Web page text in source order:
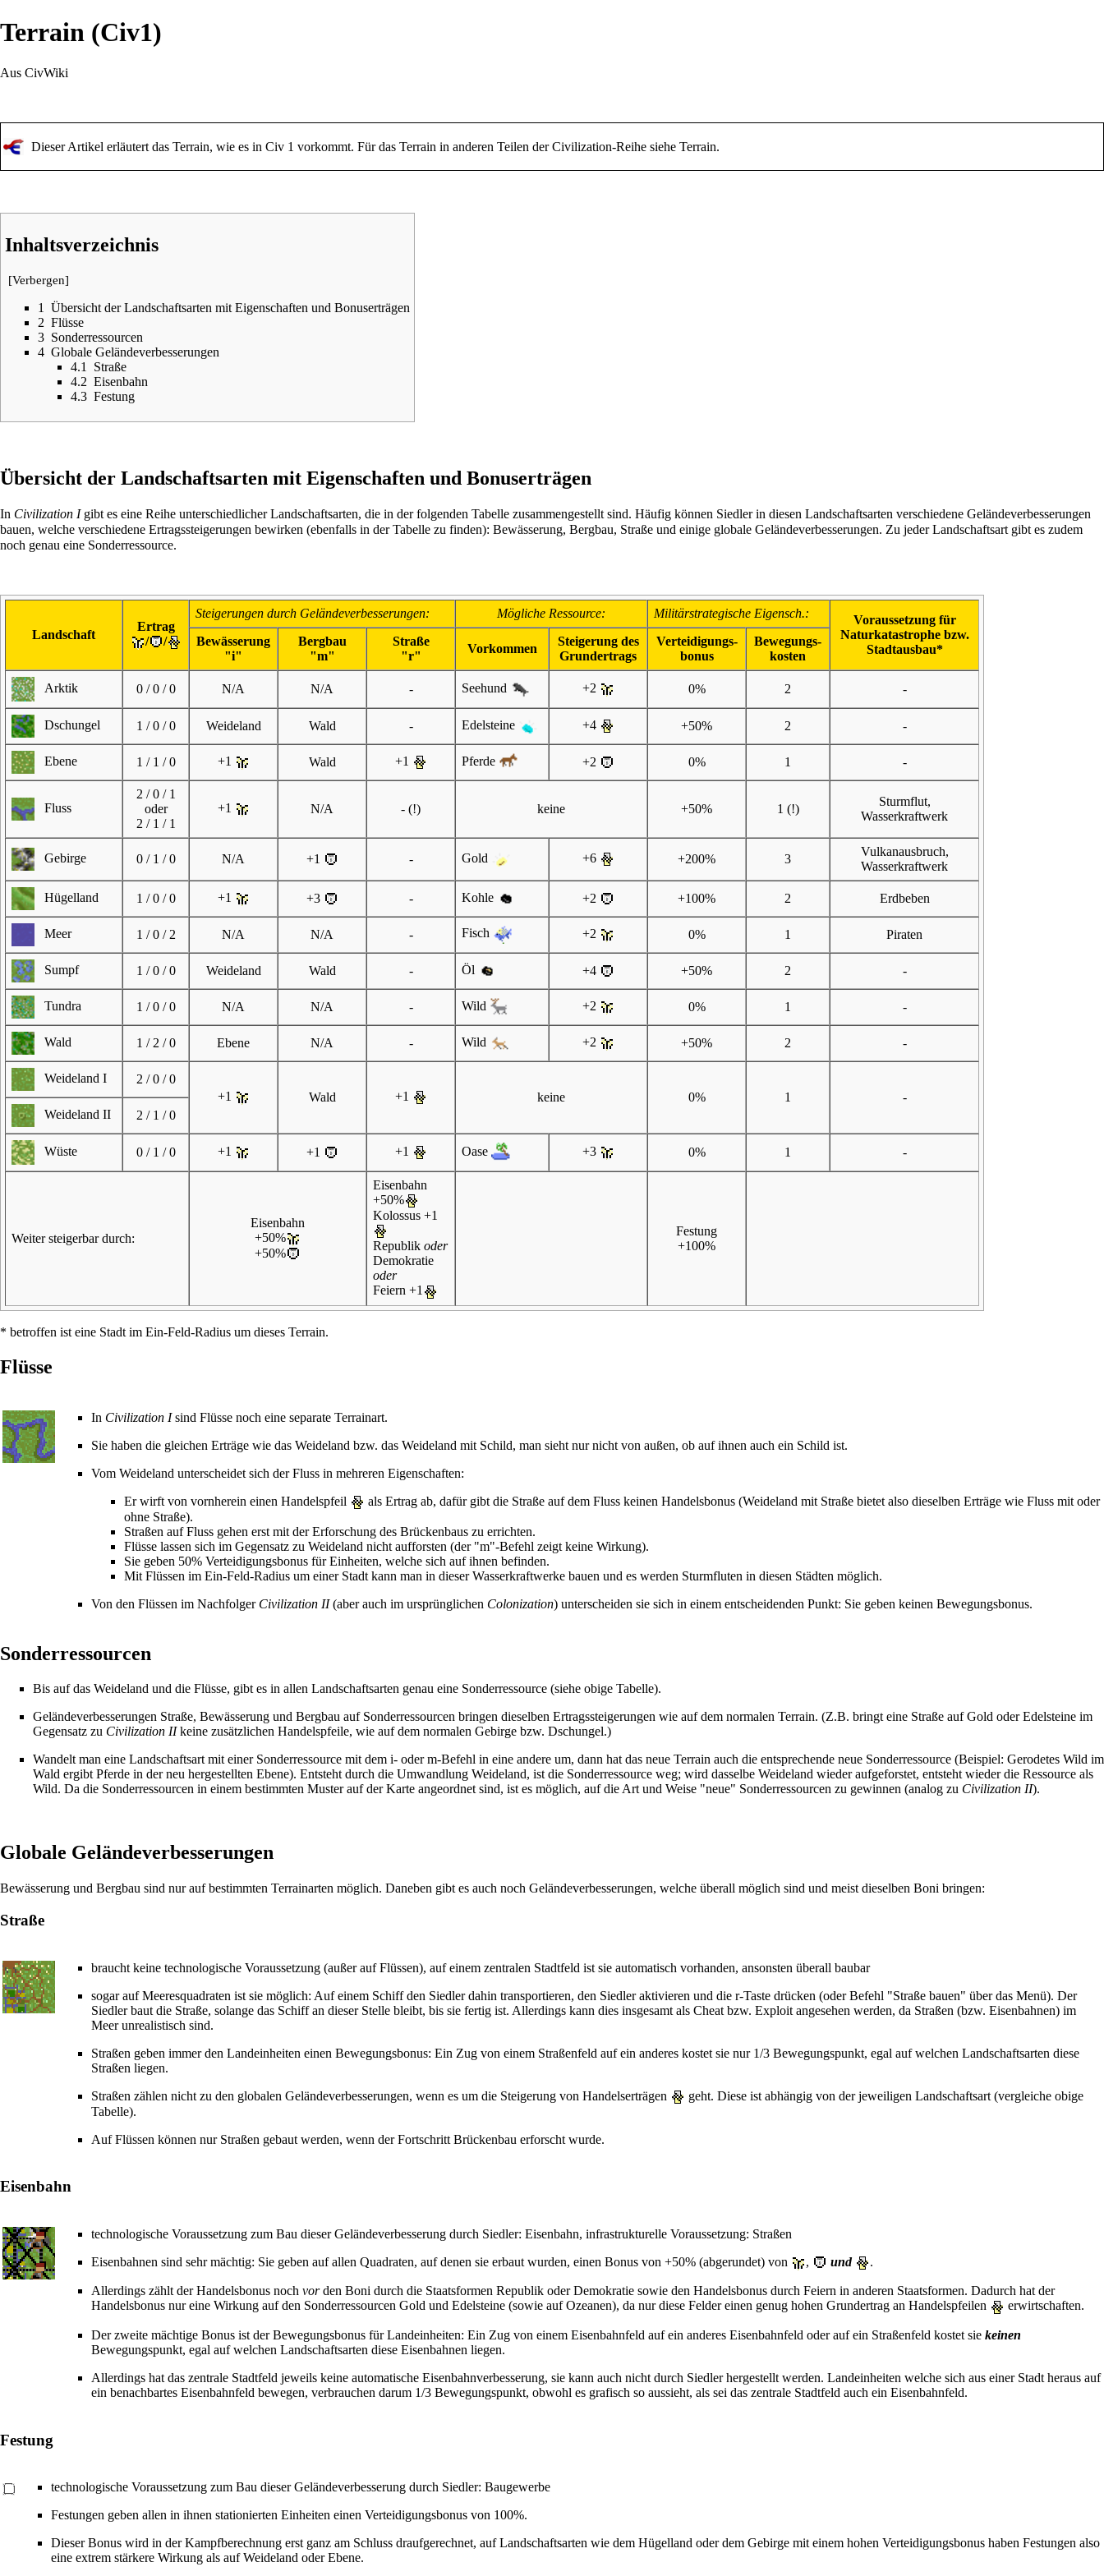
Terrain (Civ1)
Aus CivWiki
Dieser Artikel erläutert das Terrain, wie es in Civ 1 vorkommt. Für das Terrain in anderen Teilen der Civilization-Reihe siehe Terrain.
Inhaltsverzeichnis
[Verbergen]
1
Übersicht der Landschaftsarten mit Eigenschaften und Bonuserträgen
2 Flüsse
3 Sonderressourcen
4 Globale Geländeverbesserungen
4.1
Straße
4.2 Eisenbahn
4.3 Festung
Übersicht der Landschaftsarten mit Eigenschaften und Bonuserträgen
In Civilization Igibt es eine Reihe unterschiedlicher Landschaftsarten, die in der folgenden Tabelle zusammengestellt sind. Häufig können Siedlerin diesen Landschaftsarten verschiedene Geländeverbesserungen
bauen, welche verschiedene Ertragssteigerungen bewirken (ebenfalls in der Tabelle zu finden): Bewässerung, Bergbau, Straße und einige globale Geländeverbesserungen. Zu jeder Landschaftsart gibt es zudem
noch genau eine Sonderressource.
Landschaft
Ertrag
/
/
Steigerungen durch Geländeverbesserungen: Mögliche Ressource: Militärstrategische Eigensch.:
Voraussetzung für
Naturkatastrophebzw.
Stadtausbau*
Bewässerung
"i"
Bergbau
"m"
Straße
"r"
Vorkommen
Steigerung des
Grundertrags
Verteidigungs-
bonus
Bewegungs-
kosten
Arktik 0 / 0 / 0 N/A N/A - Seehund +2 0% 2 -
Dschungel 1 / 0 / 0 Weideland Wald - Edelsteine +4 +50% 2 -
Ebene 1 / 1 / 0 +1 Wald +1 Pferde +2 0% 1 -
Fluss
2 / 0 / 1
oder
2 / 1 / 1
+1 N/A - (!) keine +50% 1 (!)
Sturmflut,
Wasserkraftwerk
Gebirge 0 / 1 / 0 N/A +1 - Gold +6 +200% 3
Vulkanausbruch,
Wasserkraftwerk
Hügelland 1 / 0 / 0 +1 +3 - Kohle +2 +100% 2 Erdbeben
Meer 1 / 0 / 2 N/A N/A - Fisch +2 0% 1 Piraten
Sumpf 1 / 0 / 0 Weideland Wald - Öl +4 +50% 2 -
Tundra 1 / 0 / 0 N/A N/A - Wild +2 0% 1 -
Wald 1 / 2 / 0 Ebene N/A - Wild +2 +50% 2 -
Weideland I
2 / 0 / 0
+1
Wald +1 keine 0% 1
-
Weideland II
2 / 1 / 0
Wüste 0 / 1 / 0 +1 +1 +1 Oase +3 0% 1 -
Weiter steigerbar durch:
Eisenbahn
+50%
+50%
Eisenbahn
+50%
Kolossus +1
Republik oder
Demokratie
oder
Feiern +1
Festung
+100%
* betroffen ist eine Stadt im Ein-Feld-Radius um dieses Terrain.
Flüsse
In Civilization Isind Flüsse noch eine separate Terrainart.
Sie haben die gleichen Erträge wie das Weideland bzw. das Weideland mit Schild, man sieht nur nicht von außen, ob auf ihnen auch ein Schild ist.
Vom Weideland unterscheidet sich der Fluss in mehreren Eigenschaften:
Er wirft von vornherein einen Handelspfeil
als Ertrag ab, dafür gibt die Straße auf dem Fluss keinen Handelsbonus (Weideland mit Straße bietet also dieselben Erträge wie Fluss mit oder
ohne Straße).
Straßen auf Fluss gehen erst mit der Erforschung des Brückenbaus zu errichten.
Flüsse lassen sich im Gegensatz zu Weideland nicht aufforsten (der "m"-Befehl zeigt keine Wirkung).
Sie geben 50% Verteidigungsbonus für Einheiten, welche sich auf ihnen befinden.
Mit Flüssen im Ein-Feld-Radius um einer Stadt kann man in dieserWasserkraftwerke bauen und es werden Sturmfluten in diesen Städten möglich.
Von den Flüssen im Nachfolger Civilization II(aber auch im ursprünglichen Colonization) unterscheiden sie sich in einem entscheidenden Punkt: Sie geben keinen Bewegungsbonus.
Sonderressourcen
Bis auf das Weideland und die Flüsse, gibt es in allen Landschaftsarten genau eine Sonderressource (siehe obige Tabelle).
Geländeverbesserungen Straße, Bewässerung und Bergbau auf Sonderressourcen bringen dieselben Ertragssteigerungen wie auf dem normalen Terrain. (Z.B. bringt eine Straße auf Gold oder Edelsteine im
Gegensatz zu Civilization IIkeine zusätzlichen Handelspfeile, wie auf dem normalen Gebirge bzw. Dschungel.)
Wandelt man eine Landschaftsart mit einer Sonderressource mit dem i- oder m-Befehl in eine andere um, dann hat das neue Terrain auch die entsprechende neue Sonderressource (Beispiel: Gerodetes Wild im
Wald ergibt Pferde in der neu hergestellten Ebene). Entsteht durch die Umwandlung Weideland, ist die Sonderressource weg; wird dasselbe Weideland wieder aufgeforstet, entsteht wieder die Ressource als
Wild. Da die Sonderressourcen in einem bestimmten Muster auf der Karte angeordnet sind, ist es möglich, auf die Art und Weise "neue" Sonderressourcen zu gewinnen (analog zu Civilization II).
Globale Geländeverbesserungen
Bewässerung und Bergbau sind nur auf bestimmten Terrainarten möglich. Daneben gibt es auch noch Geländeverbesserungen, welche überall möglich sind und meist dieselben Boni bringen:
Straße
braucht keine technologische Voraussetzung (außer auf Flüssen), auf einem zentralen Stadtfeld ist sie automatisch vorhanden, ansonsten überall baubar
sogar auf Meeresquadraten ist sie möglich: Auf einem Schiff den Siedler dahin transportieren, den Siedler aktivieren und die r-Taste drücken (oder Befehl "Straße bauen" über das Menü). Der
Siedler baut die Straße, solange das Schiff an dieser Stelle bleibt, bis sie fertig ist. Allerdings kann dies insgesamt als Cheat bzw. Exploit angesehen werden, da Straßen (bzw. Eisenbahnen) im
Meer unrealistisch sind.
Straßen geben immer den Landeinheiten einen Bewegungsbonus: Ein Zug von einem Straßenfeld auf ein anderes kostet sie nur 1/3 Bewegungspunkt, egal auf welchen Landschaftsarten diese
Straßen liegen.
Straßen zählen nicht zu den globalen Geländeverbesserungen, wenn es um die Steigerung von Handelserträgen
geht. Diese ist abhängig von der jeweiligen Landschaftsart (vergleiche obige
Tabelle).
Auf Flüssen können nur Straßen gebaut werden, wenn der Fortschritt Brückenbau erforscht wurde.
Eisenbahn
technologische Voraussetzung zum Bau dieser Geländeverbesserung durch Siedler: Eisenbahn, infrastrukturelle Voraussetzung: Straßen
Eisenbahnen sind sehr mächtig: Sie geben auf allen Quadraten, auf denen sie erbaut wurden, einen Bonus von +50% (abgerundet) von
, und .
Allerdings zählt der Handelsbonus noch vorden Boni durch die Staatsformen Republik oderDemokratie sowie den Handelsbonus durch Feiern in anderen Staatsformen. Dadurch hat der
Handelsbonus nur eine Wirkung auf den Sonderressourcen Gold und Edelsteine (sowie auf Ozeanen), da nur diese Felder einen genug hohen Grundertrag an Handelspfeilen
erwirtschaften.
Der zweite mächtige Bonus ist der Bewegungsbonus fürLandeinheiten: Ein Zug von einem Eisenbahnfeld auf ein anderes Eisenbahnfeld oder auf ein Straßenfeld kostet sie keinen
Bewegungspunkt, egal auf welchen Landschaftsarten diese Eisenbahnen liegen.
Allerdings hat das zentrale Stadtfeld jeweils keine automatische Eisenbahnverbesserung, sie kann auch nicht durch Siedler hergestellt werden. Landeinheiten welche sich aus einer Stadt heraus auf
ein benachbartes Eisenbahnfeld bewegen, verbrauchen darum 1/3 Bewegungspunkt, obwohl es grafisch so aussieht, als sei das zentrale Stadtfeld auch ein Eisenbahnfeld.
Festung
technologische Voraussetzung zum Bau dieser Geländeverbesserung durch Siedler: Baugewerbe
Festungen geben allen in ihnen stationierten Einheiten einen Verteidigungsbonus von 100%.
Dieser Bonus wird in der Kampfberechnung erst ganz am Schluss draufgerechnet, auf Landschaftsarten wie dem Hügelland oder dem Gebirge mit einem hohen Verteidigungsbonus haben Festungen also
eine extrem stärkere Wirkung als auf Weideland oder Ebene.